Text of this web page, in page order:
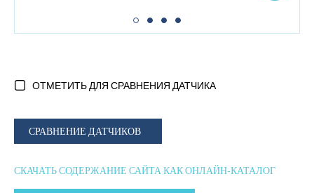
ОТМЕТИТЬ ДЛЯ СРАВНЕНИЯ ДАТЧИКА
СРАВНЕНИЕ ДАТЧИКОВ
СКАЧАТЬ СОДЕРЖАНИЕ САЙТА КАК ОНЛАЙН-КАТАЛОГ